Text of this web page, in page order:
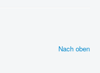
Nach oben